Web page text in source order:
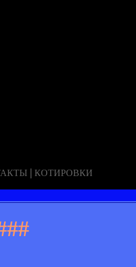
| КОТИРОВКИ